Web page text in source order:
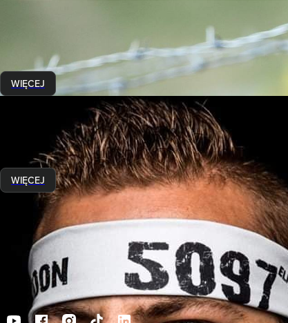
Chcę być lepszy od siebie z poprzedniego startu, a każdy
WIĘCEJ
Historie Runmageddończyków
Twarze Runmageddonu
19 lutego 2021
Czyści i ubłoceni. Zestresowani i uśmiechnięci.
WIĘCEJ